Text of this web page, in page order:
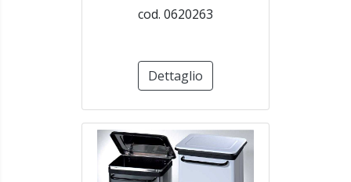
cod. 0620263
Dettaglio